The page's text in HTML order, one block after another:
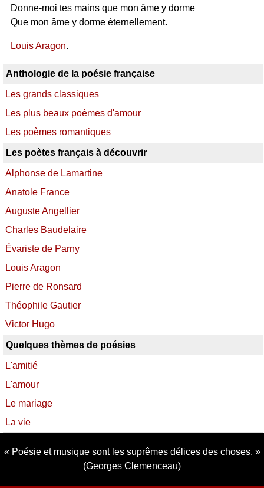
Donne-moi tes mains que mon âme y dorme
Que mon âme y dorme éternellement.
Louis Aragon.
Anthologie de la poésie française
Les grands classiques
Les plus beaux poèmes d'amour
Les poèmes romantiques
Les poètes français à découvrir
Alphonse de Lamartine
Anatole France
Auguste Angellier
Charles Baudelaire
Évariste de Parny
Louis Aragon
Pierre de Ronsard
Théophile Gautier
Victor Hugo
Quelques thèmes de poésies
L'amitié
L'amour
Le mariage
La vie
Poésie et musique sont les suprêmes délices des choses.
(Georges Clemenceau)